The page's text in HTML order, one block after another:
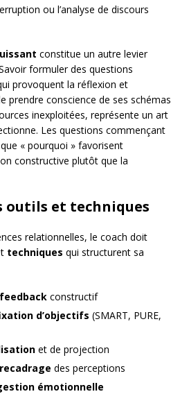
ou l’analyse de discours
constitue un autre levier
formuler des questions
provoquent la réflexion et
prendre conscience de ses schémas
inexploitées, représente un art
Les questions commençant
« pourquoi » favorisent
constructive plutôt que la
outils et techniques
relationnelles, le coach doit
techniques qui structurent sa
constructif
d’objectifs (SMART, PURE,
et de projection
des perceptions
émotionnelle